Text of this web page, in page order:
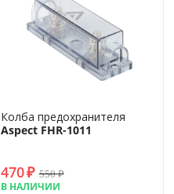
Колба предохранителя
Aspect FHR-1011
470₽ 550₽
В НАЛИЧИИ